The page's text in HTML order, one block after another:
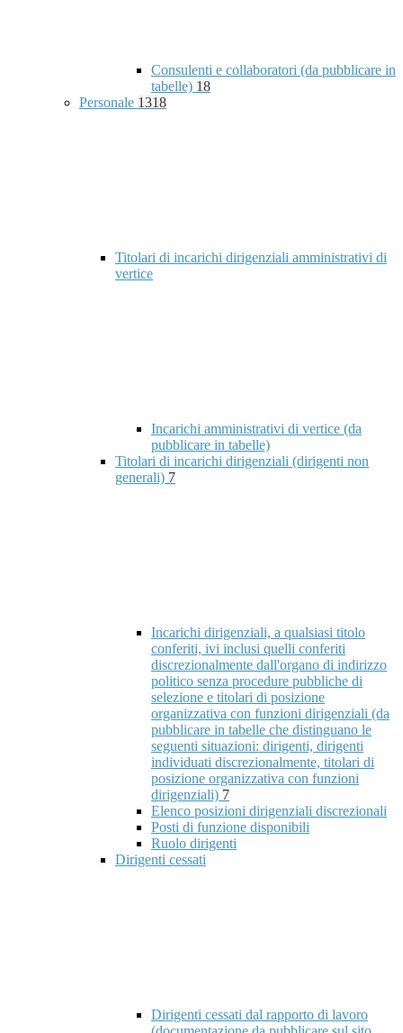
Consulenti e collaboratori (da pubblicare in
tabelle) 18
Personale 1318
Titolari di incarichi dirigenziali amministrativi di
vertice
Incarichi amministrativi di vertice (da
pubblicare in tabelle)
Titolari di incarichi dirigenziali (dirigenti non
generali) 7
Incarichi dirigenziali, a qualsiasi titolo
conferiti, ivi inclusi quelli conferiti
discrezionalmente dall'organo di indirizzo
politico senza procedure pubbliche di
selezione e titolari di posizione
organizzativa con funzioni dirigenziali (da
pubblicare in tabelle che distinguano le
seguenti situazioni: dirigenti, dirigenti
individuati discrezionalmente, titolari di
posizione organizzativa con funzioni
dirigenziali) 7
Elenco posizioni dirigenziali discrezionali
Posti di funzione disponibili
Ruolo dirigenti
Dirigenti cessati
Dirigenti cessati dal rapporto di lavoro